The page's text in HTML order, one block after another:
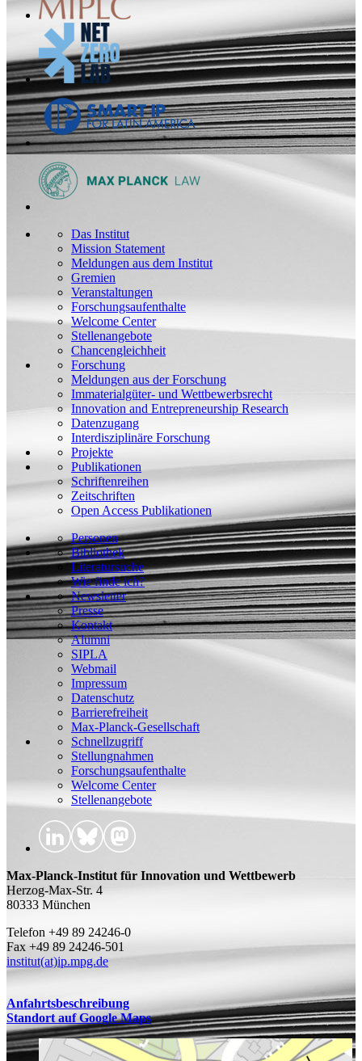
Das Institut
Mission Statement
Meldungen aus dem Institut
Gremien
Veranstaltungen
Forschungsaufenthalte
Welcome Center
Stellenangebote
Chancengleichheit
Forschung
Meldungen aus der Forschung
Immaterialgüter- und Wettbewerbsrecht
Innovation and Entrepreneurship Research
Datenzugang
Interdisziplinäre Forschung
Projekte
Publikationen
Schriftenreihen
Zeitschriften
Open Access Publikationen
Personen
Bibliothek
Literatursuche
Wie finde ich?
Newsletter
Presse
Kontakt
Alumni
SIPLA
Webmail
Impressum
Datenschutz
Barrierefreiheit
Max-Planck-Gesellschaft
Schnellzugriff
Stellungnahmen
Forschungsaufenthalte
Welcome Center
Stellenangebote
Max-Planck-Institut für Innovation und Wettbewerb
Herzog-Max-Str. 4
80333 München
Telefon +49 89 24246-0
Fax +49 89 24246-501
institut(at)ip.mpg.de
Anfahrtsbeschreibung
Standort auf Google Maps